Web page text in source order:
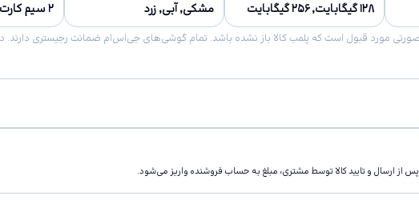
۱۲۸ گیگابایت, ۲۵۶ گیگابایت
مشکی, آبی, زرد
۲ سیم کارت
از ارسال و تاييد كالا توسط مشتری، مبلغ به حساب فروشنده واريز مى‌شود.